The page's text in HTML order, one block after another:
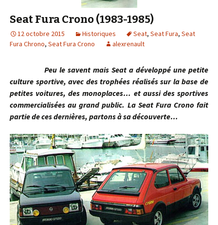
Seat Fura Crono (1983-1985)
12 octobre 2015 Historiques Seat, Seat Fura, Seat
Fura Chrono, Seat Fura Crono alexrenault
Peu le savent mais Seat a développé une petite
culture sportive, avec des trophées réalisés sur la base de
petites voitures, des monoplaces… et aussi des sportives
commercialisées au grand public. La Seat Fura Crono fait
partie de ces dernières, partons à sa découverte…